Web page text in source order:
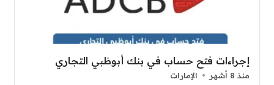
إجراءات فتح حساب في بنك أبوظبي التجاري
منذ 8 أشهر الإمارات